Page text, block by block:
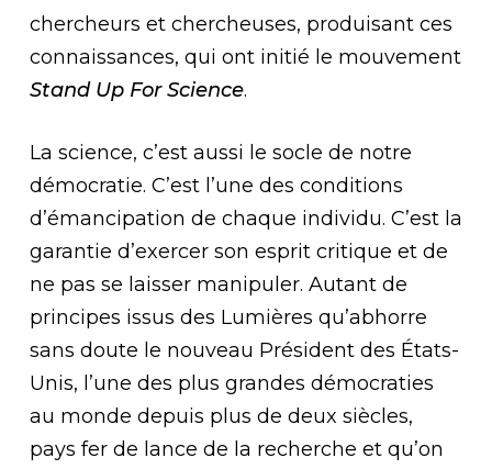
chercheurs et chercheuses, produisant ces
connaissances, qui ont initié le mouvement
Stand Up For Science.
La science, c’est aussi le socle de notre
démocratie. C’est l’une des conditions
d’émancipation de chaque individu. C’est la
garantie d’exercer son esprit critique et de
ne pas se laisser manipuler. Autant de
principes issus des Lumières qu’abhorre
sans doute le nouveau Président des États-
Unis, l’une des plus grandes démocraties
au monde depuis plus de deux siècles,
pays fer de lance de la recherche et qu’on